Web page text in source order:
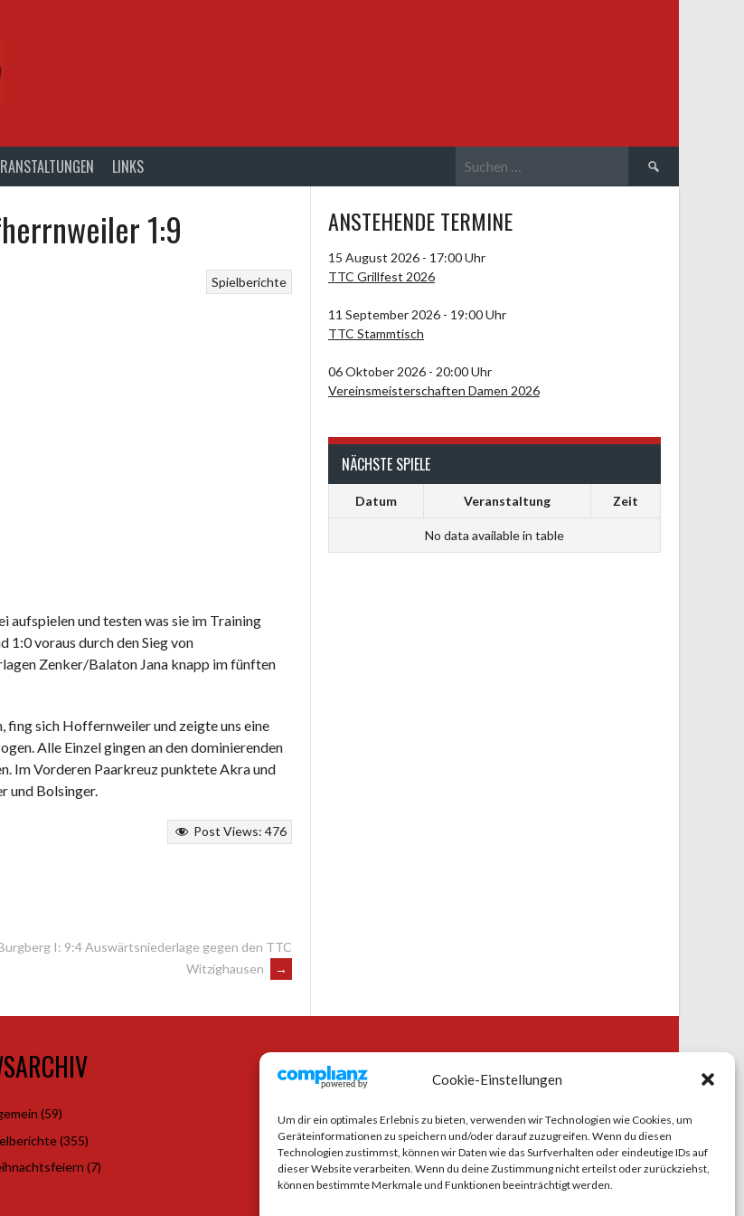
Cookie-Einstellungen
Um dir ein optimales Erlebnis zu bieten, verwenden wir Technologien wie Cookies, um
Geräteinformationen zu speichern und/oder darauf zuzugreifen. Wenn du diesen
Technologien zustimmst, können wir Daten wie das Surfverhalten oder eindeutige IDs auf
dieser Website verarbeiten. Wenn du deine Zustimmung nicht erteilst oder zurückziehst,
können bestimmte Merkmale und Funktionen beeinträchtigt werden.
LINKS
nach:
1:9
Spielberichte
aufspielen und testen was sie im Training
1:0 voraus durch den Sieg von
Zenker/Balaton Jana knapp im fünften
fing sich Hoffernweiler und zeigte uns eine
Alle Einzel gingen an den dominierenden
Im Vorderen Paarkreuz punktete Akra und
und Bolsinger.
Post Views: 476
I: 9:4 Auswärtsniederlage gegen den TTC
Witzighausen
→
ANSTEHENDE TERMINE
15 August 2026 - 17:00 Uhr
TTC Grillfest 2026
11 September 2026 - 19:00 Uhr
TTC Stammtisch
06 Oktober 2026 - 20:00 Uhr
Vereinsmeisterschaften Damen 2026
NÄCHSTE SPIELE
Datum Veranstaltung Zeit
No data available in table
(59)
(355)
(7)
SOCIAL MEDIA